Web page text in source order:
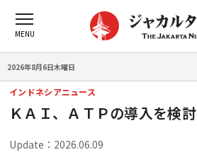
2026年8月6日木曜日
インドネシアニュース
ＫＡＩ、ＡＴＰの導入を検討
Update：2026.06.09